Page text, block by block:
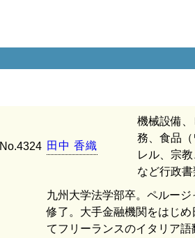
No.4324 田 中 香織
機械設備
務、食品
レル、宗
など行政
九州大学法学部卒。ペルー
修了。大手金融機関をはじ
てフリーランスのイタリア